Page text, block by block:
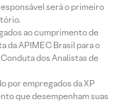
será o primeiro
ao cumprimento de
da APIMEC Brasil para o
dos Analistas de
por empregados da XP
que desempenham suas